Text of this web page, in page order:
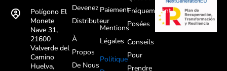
Polígono El
Monete
Nave 31,
21600
Valverde del
Camino
Huelva,
Devenez
Distributeur
À
Propos
De Nous
Paiement
Mentions
Légales
Politique
Fréquemment
Posées
Conseils
Pour
Prendre